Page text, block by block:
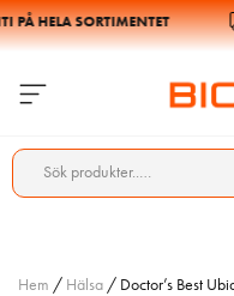
HELA SORTIMENTET
Hem / Hälsa / Doctor’s Best